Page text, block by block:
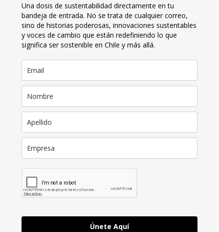
Una dosis de sustentabilidad directamente en tu
bandeja de entrada. No se trata de cualquier correo,
sino de historias poderosas, innovaciones sustentables
y voces de cambio que están redefiniendo lo que
significa ser sostenible en Chile y más allá.
Únete Aquí